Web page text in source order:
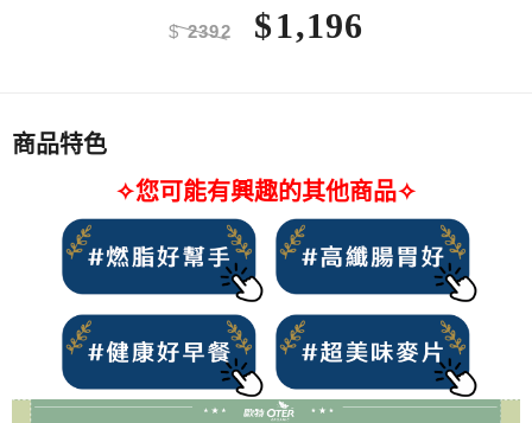
$2392 $1,196
商品特色
✧您可能有興趣的其他商品✧